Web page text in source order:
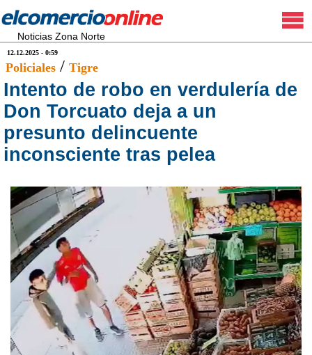
Noticias Zona Norte
12.12.2025 - 0:59
Policiales / Tigre
Intento de robo en verdulería de
Don Torcuato deja a un
presunto delincuente
inconsciente tras pelea